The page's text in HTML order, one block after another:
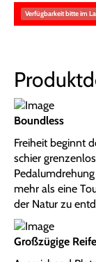
Verfügbarkeit bitte im
Boundless
Freiheit beginnt
schier
mehr als eine
der Natur zu
Großzügige